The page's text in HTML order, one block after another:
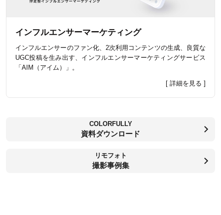
インフルエンサーマーケティング
インフルエンサーのファン化、2次利用コンテンツの生成、良質な
UGC投稿を生み出す、インフルエンサーマーケティングサービス
「AIM（アイム）」。
[ 詳細を見る ]
COLORFULLY
資料ダウンロード
リモフォト
撮影事例集